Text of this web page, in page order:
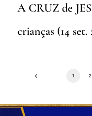
A CRUZ de
crianças (14 set.
1 2